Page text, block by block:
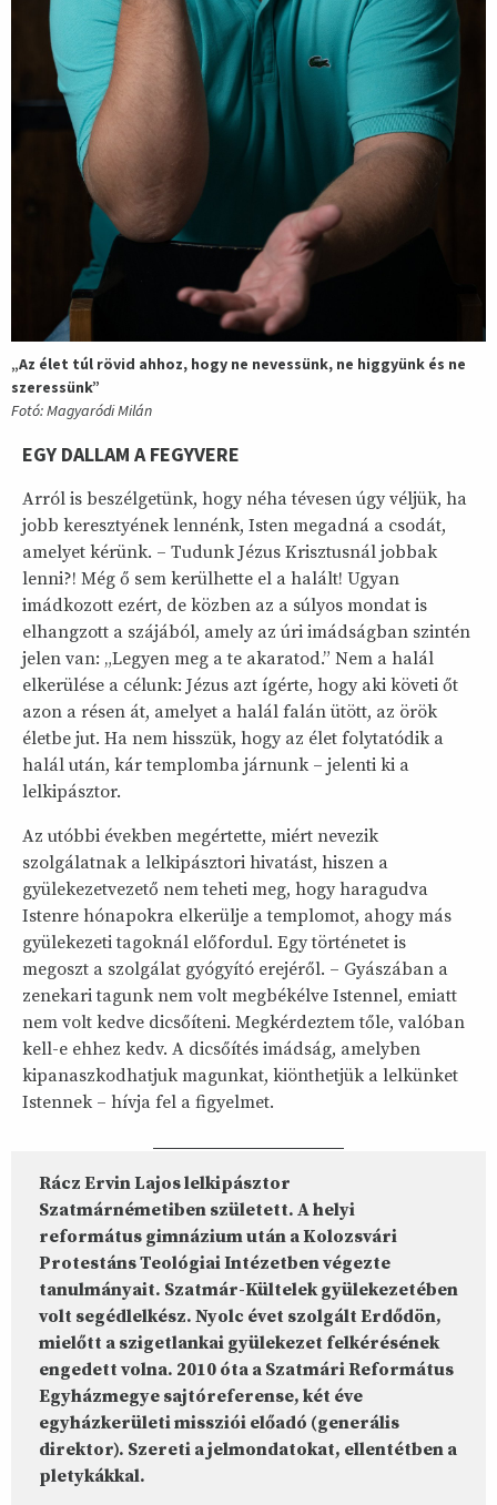
„Az élet túl rövid ahhoz, hogy ne nevessünk, ne higgyünk és ne
szeressünk”
Fotó: Magyaródi Milán
EGY DALLAM A FEGYVERE
Arról is beszélgetünk, hogy néha tévesen úgy véljük, ha
jobb keresztyének lennénk, Isten megadná a csodát,
amelyet kérünk. – Tudunk Jézus Krisztusnál jobbak
lenni?! Még ő sem kerülhette el a halált! Ugyan
imádkozott ezért, de közben az a súlyos mondat is
elhangzott a szájából, amely az úri imádságban szintén
jelen van: „Legyen meg a te akaratod.” Nem a halál
elkerülése a célunk: Jézus azt ígérte, hogy aki követi őt
azon a résen át, amelyet a halál falán ütött, az örök
életbe jut. Ha nem hisszük, hogy az élet folytatódik a
halál után, kár templomba járnunk – jelenti ki a
lelkipásztor.
Az utóbbi években megértette, miért nevezik
szolgálatnak a lelkipásztori hivatást, hiszen a
gyülekezetvezető nem teheti meg, hogy haragudva
Istenre hónapokra elkerülje a templomot, ahogy más
gyülekezeti tagoknál előfordul. Egy történetet is
megoszt a szolgálat gyógyító erejéről. – Gyászában a
zenekari tagunk nem volt megbékélve Istennel, emiatt
nem volt kedve dicsőíteni. Megkérdeztem tőle, valóban
kell-e ehhez kedv. A dicsőítés imádság, amelyben
kipanaszkodhatjuk magunkat, kiönthetjük a lelkünket
Istennek – hívja fel a figyelmet.
Rácz Ervin Lajos lelkipásztor
Szatmárnémetiben született. A helyi
református gimnázium után a Kolozsvári
Protestáns Teológiai Intézetben végezte
tanulmányait. Szatmár-Kültelek gyülekezetében
volt segédlelkész. Nyolc évet szolgált Erdődön,
mielőtt a szigetlankai gyülekezet felkérésének
engedett volna. 2010 óta a Szatmári Református
Egyházmegye sajtóreferense, két éve
egyházkerületi missziói előadó (generális
direktor). Szereti a jelmondatokat, ellentétben a
pletykákkal.